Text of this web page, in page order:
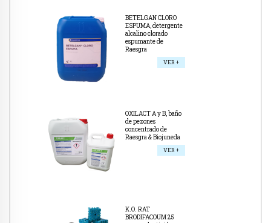
BETELGAN CLORO
ESPUMA, detergente
alcalino clorado
espumante de
Raesgra
VER +
OXILACT A y B, baño
de pezones
concentrado de
Raesgra & Biojuneda
VER +
K.O. RAT
BRODIFACOUM 25